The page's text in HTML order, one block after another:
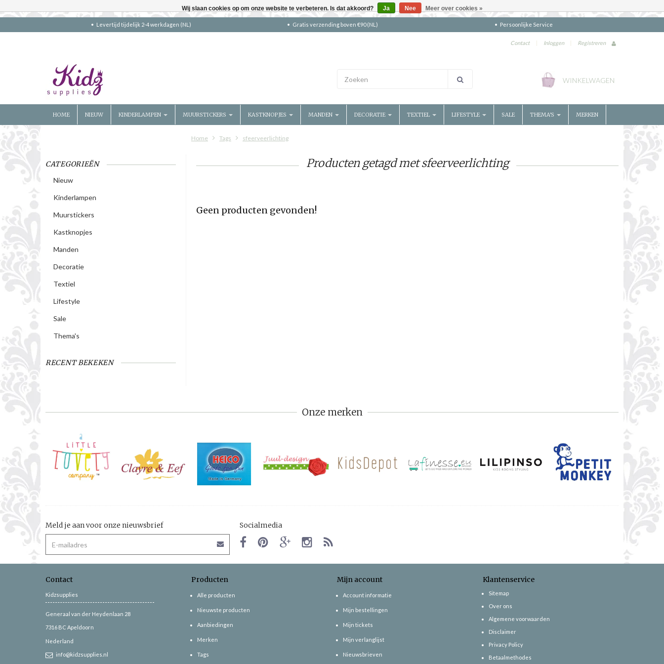
Levertijd tijdelijk 2-4 werkdagen (NL) Gratis verzending boven €90 (NL) Persoonlijke Service
Contact | Inloggen | Registreren
WINKELWAGEN
HOME NIEUW KINDERLAMPEN MUURSTICKERS KASTKNOPJES MANDEN DECORATIE TEXTIEL LIFESTYLE SALE THEMA'S MERKEN
Home Tags sfeerveerlichting
CATEGORIEËN
Nieuw
Kinderlampen
Muurstickers
Kastknopjes
Manden
Decoratie
Textiel
Lifestyle
Sale
Thema's
RECENT BEKEKEN
Producten getagd met sfeerveerlichting
Geen producten gevonden!
Onze merken
Meld je aan voor onze nieuwsbrief Socialmedia
Contact
Kidzsupplies
Generaal van der Heydenlaan 28
7316 BC Apeldoorn
Nederland
info@kidzsupplies.nl
Producten
Alle producten
Nieuwste producten
Aanbiedingen
Merken
Tags
Mijn account
Account informatie
Mijn bestellingen
Mijn tickets
Mijn verlanglijst
Nieuwsbrieven
Klantenservice
Sitemap
Over ons
Algemene voorwaarden
Disclaimer
Privacy Policy
Betaalmethodes
Wij slaan cookies op om onze website te verbeteren. Is dat akkoord? Ja Nee Meer over cookies »